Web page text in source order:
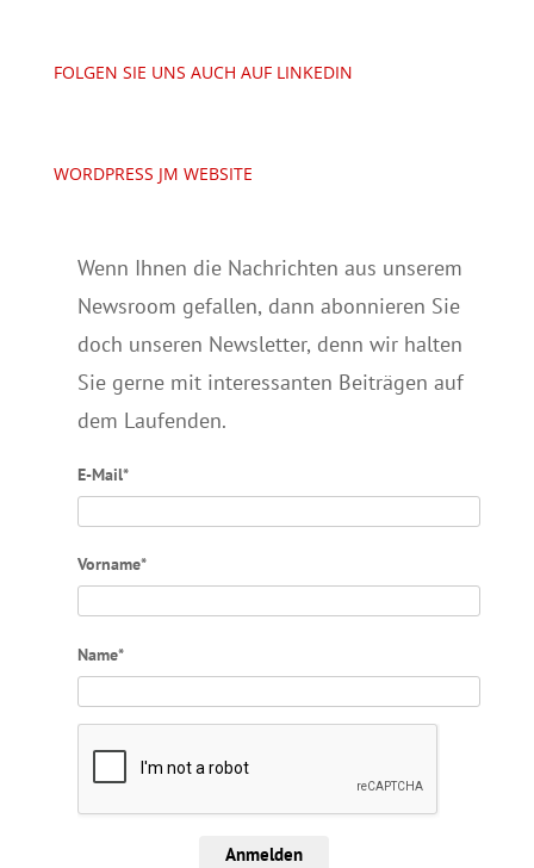
FOLGEN SIE UNS AUCH AUF LINKEDIN
WORDPRESS JM WEBSITE
Wenn Ihnen die Nachrichten aus unserem
Newsroom gefallen, dann abonnieren Sie
doch unseren Newsletter, denn wir halten
Sie gerne mit interessanten Beiträgen auf
dem Laufenden.
E-Mail*
Vorname*
Name*
Anmelden